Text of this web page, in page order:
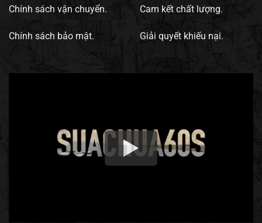
Chính sách vận chuyển.
Chính sách bảo mật.
Cam kết chất lượng.
Giải quyết khiếu nại.